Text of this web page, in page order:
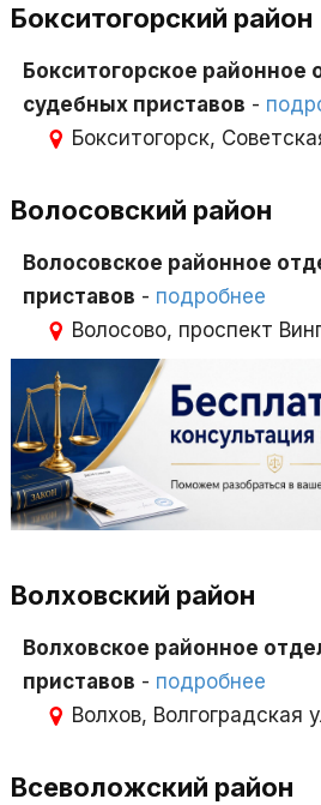
Бокситогорский район
Бокситогорское районное
судебных приставов -
Бокситогорск,
Волосовский район
Волосовское районное
приставов - подробнее
Волосово, проспект
Волховский район
Волховское районное
приставов - подробнее
Волхов, Волгоградская
Всеволожский район